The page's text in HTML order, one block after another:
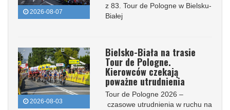
2026-08-07
z 83. Tour de Pologne w Bielsku-
Białej
2026-08-03
Bielsko-Biała na trasie
Tour de Pologne.
Kierowców czekają
poważne utrudnienia
Tour de Pologne 2026 –
czasowe utrudnienia w ruchu na